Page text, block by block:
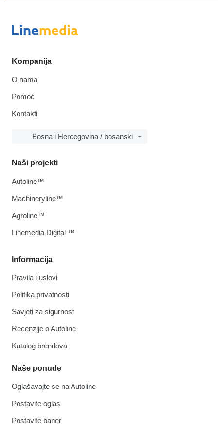
Kompanija
O nama
Pomoć
Kontakti
Bosna i Hercegovina / bosanski
Informacija
Pravila i uslovi
Politika privatnosti
Savjeti za sigurnost
Recenzije o Autoline
Katalog brendova
Naše ponude
Oglašavajte se na Autoline
Postavite oglas
Postavite baner
Naši projekti
Autoline™
Machineryline™
Agroline™
Linemedia Digital ™